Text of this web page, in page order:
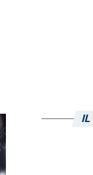
IL